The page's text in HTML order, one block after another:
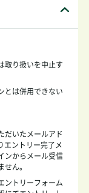
取り扱いを中止す
とは併用できない
だいたメールアド
エントリー完了メ
ンからメール受信
ん。
ントリーフォーム